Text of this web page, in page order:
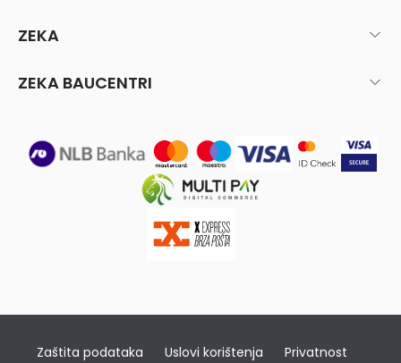
ZEKA
ZEKA BAUCENTRI
Zaštita podataka Uslovi korištenja Privatnost